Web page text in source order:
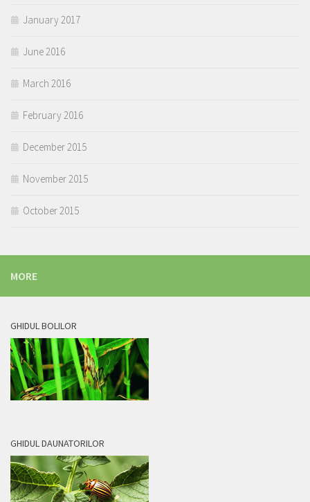
January 2017
June 2016
March 2016
February 2016
December 2015
November 2015
October 2015
MORE
GHIDUL BOLILOR
GHIDUL DAUNATORILOR